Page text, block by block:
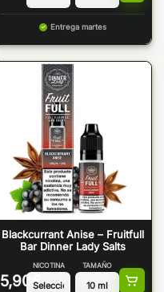
Entrega martes
Blackcurrant Anise – Fruitfull
Bar Dinner Lady Salts
5,90 €
NICOTINA TAMAÑO